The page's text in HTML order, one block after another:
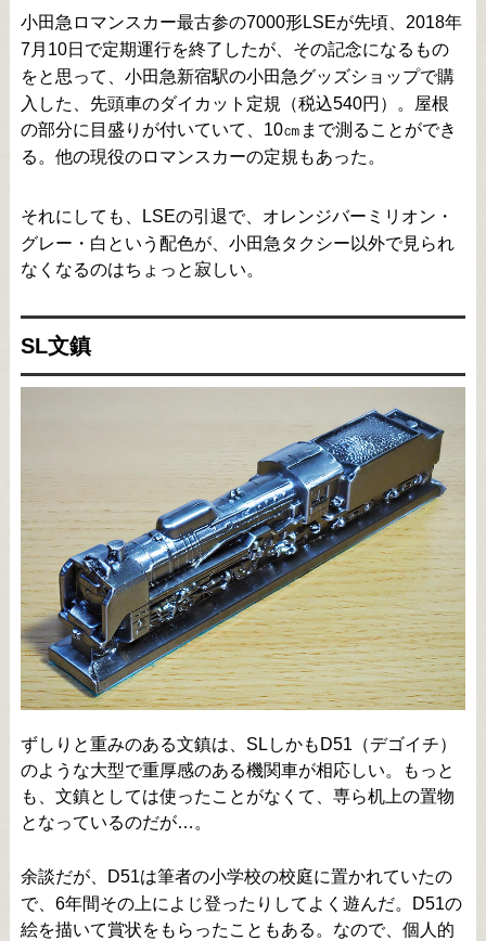
小田急ロマンスカー最古参の7000形LSEが先頃、2018年
7月10日で定期運行を終了したが、その記念になるもの
をと思って、小田急新宿駅の小田急グッズショップで購
入した、先頭車のダイカット定規（税込540円）。屋根
の部分に目盛りが付いていて、10㎝まで測ることができ
る。他の現役のロマンスカーの定規もあった。
それにしても、LSEの引退で、オレンジバーミリオン・
グレー・白という配色が、小田急タクシー以外で見られ
なくなるのはちょっと寂しい。
SL文鎮
ずしりと重みのある文鎮は、SLしかもD51（デゴイチ）
のような大型で重厚感のある機関車が相応しい。もっと
も、文鎮としては使ったことがなくて、専ら机上の置物
となっているのだが…。
余談だが、D51は筆者の小学校の校庭に置かれていたの
で、6年間その上によじ登ったりしてよく遊んだ。D51の
絵を描いて賞状をもらったこともある。なので、個人的